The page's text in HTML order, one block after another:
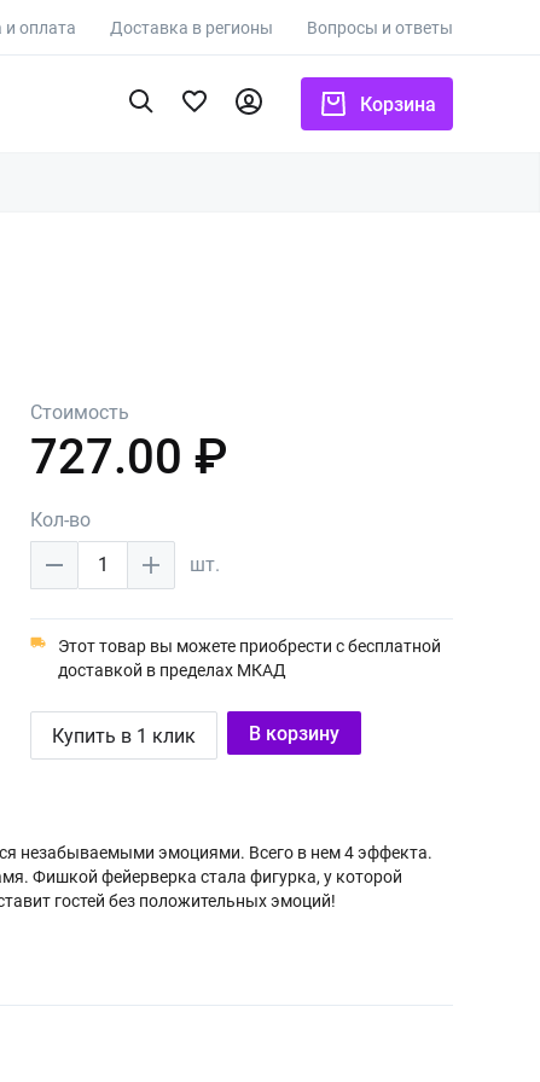
и оплата Доставка в регионы Вопросы и ответы
Корзина
Стоимость
727.00 ₽
Кол-во
1
шт.
Этот товар вы можете приобрести с бесплатной
доставкой в пределах МКАД
Купить в 1 клик В корзину
незабываемыми эмоциями. Всего в нем 4 эффекта.
Фишкой фейерверка стала фигурка, у которой
гостей без положительных эмоций!